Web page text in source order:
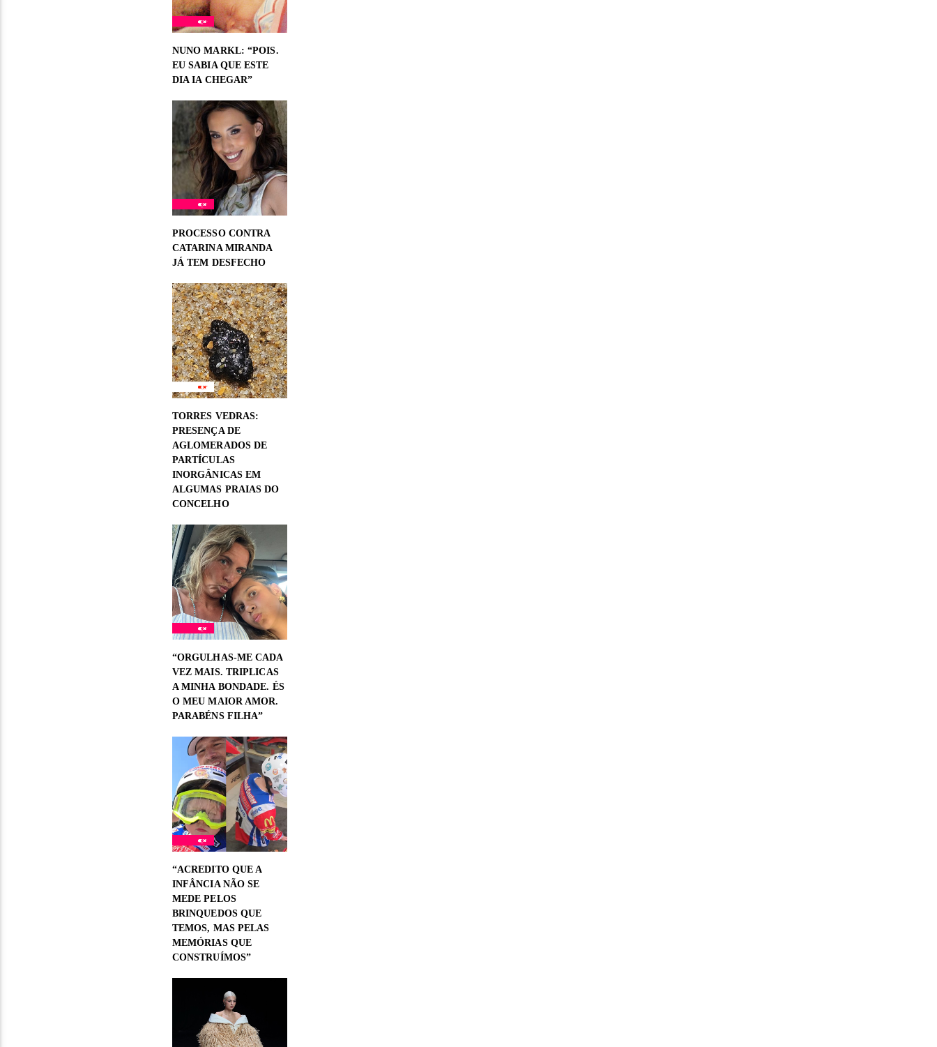
NUNO MARKL: “POIS.
EU SABIA QUE ESTE
DIA IA CHEGAR”
PROCESSO CONTRA
CATARINA MIRANDA
JÁ TEM DESFECHO
TORRES VEDRAS:
PRESENÇA DE
AGLOMERADOS DE
PARTÍCULAS
INORGÂNICAS EM
ALGUMAS PRAIAS DO
CONCELHO
“ORGULHAS-ME CADA
VEZ MAIS. TRIPLICAS
A MINHA BONDADE. ÉS
O MEU MAIOR AMOR.
PARABÉNS FILHA”
“ACREDITO QUE A
INFÂNCIA NÃO SE
MEDE PELOS
BRINQUEDOS QUE
TEMOS, MAS PELAS
MEMÓRIAS QUE
CONSTRUÍMOS”